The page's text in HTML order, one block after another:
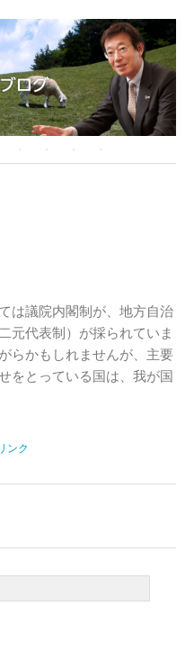
は議院内閣制が、地方自治
元代表制）が採られていま
らかもしれませんが、主要
をとっている国は、我が国
ンク